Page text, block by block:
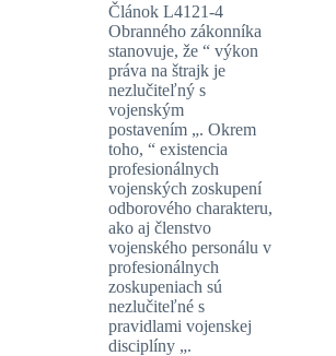
Článok L4121-4
Obranného zákonníka
stanovuje, že “ výkon
práva na štrajk je
nezlučiteľný s
vojenským
postavením „. Okrem
toho, “ existencia
profesionálnych
vojenských zoskupení
odborového charakteru,
ako aj členstvo
vojenského personálu v
profesionálnych
zoskupeniach sú
nezlučiteľné s
pravidlami vojenskej
disciplíny „.